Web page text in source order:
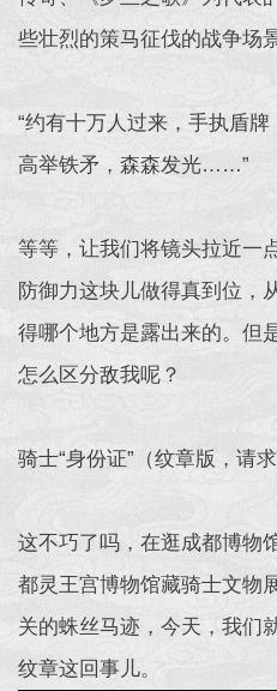
些壮烈的策马征伐的战争
“约有十万人过来，手执盾牌
高举铁矛，森森发光……”
等等，让我们将镜头拉近一
防御力这块儿做得真到位，
得哪个地方是露出来的。但
怎么区分敌我呢？
骑士“身份证”（纹章版，请求
这不巧了吗，在逛成都博物
都灵王宫博物馆藏骑士文物
关的蛛丝马迹，今天，我们
纹章这回事儿。